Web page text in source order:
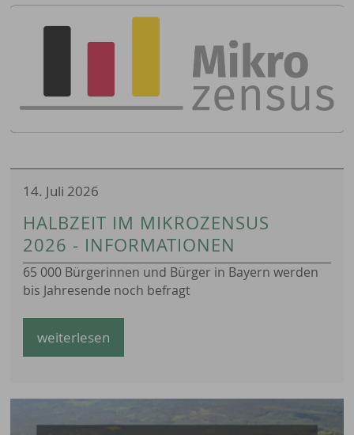
14. Juli 2026
HALBZEIT IM MIKROZENSUS
2026 - INFORMATIONEN
65 000 Bürgerinnen und Bürger in Bayern werden
bis Jahresende noch befragt
weiterlesen